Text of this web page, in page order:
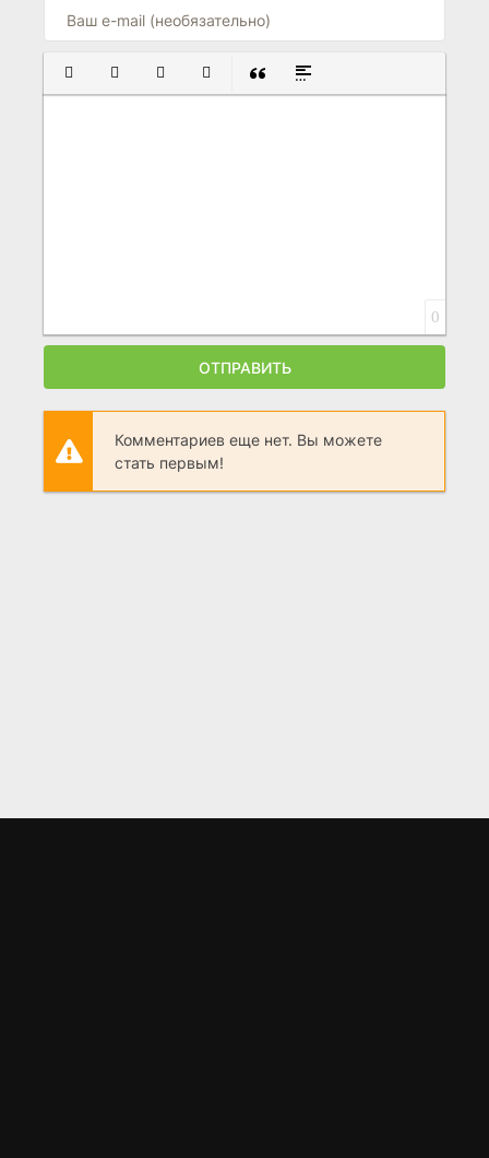
ПОЛУЖИРНЫЙ
КУРСИВПОДЧЕРКНУТЫЙ
ЗАЧЕРКНУТЫЙ
ВСТАВКА ЦИТАТЫ
ВСТАВКА СПОЙЛЕРА
0
ОТПРАВИТЬ
Комментариев еще нет. Вы можете
стать первым!